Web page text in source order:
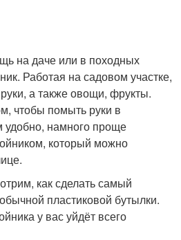
на даче или в походных
Работая на садовом участке,
а также овощи, фрукты.
чтобы помыть руки в
удобно, намного проще
который можно
как сделать самый
пластиковой бутылки.
у вас уйдёт всего